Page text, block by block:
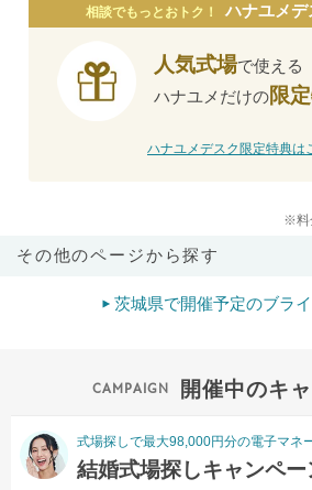
相談でもっとおトク！ ハナユメ
人気式場で使える
ハナユメだけの限
ハナユメデスク限定特典は
※料
その他のページから探す
茨城県で開催予定のブラ
開催中のキ
式場探しで最大98,000円分の電子マネ
結婚式場探しキャンペー